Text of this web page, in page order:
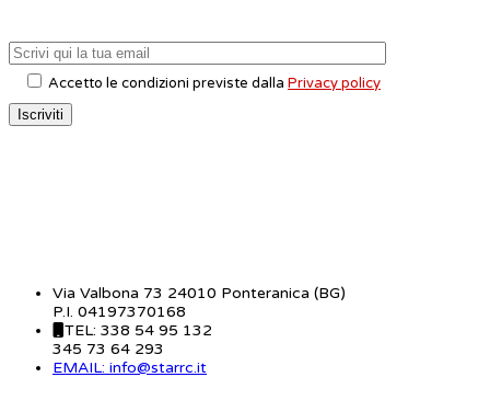
Accetto le condizioni previste dalla Privacy policy
Via Valbona 73 24010 Ponteranica (BG)
P.I. 04197370168
TEL: 338 54 95 132
345 73 64 293
EMAIL: info@starrc.it